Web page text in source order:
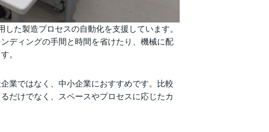
た製造プロセスの自動化を支援しています。
ディングの手間と時間を省けたり、機械に配
。
業ではなく、中小企業におすすめです。比較
だけでなく、スペースやプロセスに応じたカ